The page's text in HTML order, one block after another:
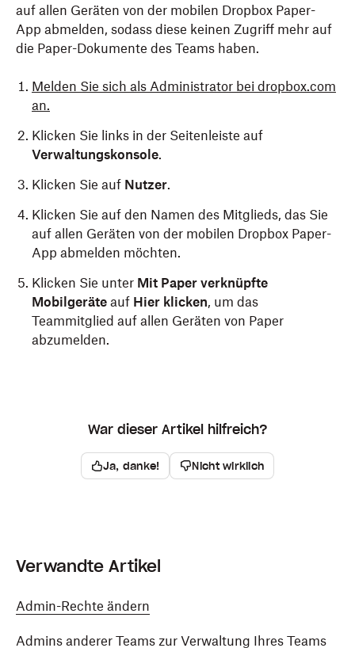
auf allen Geräten von der mobilen Dropbox Paper-
App abmelden, sodass diese keinen Zugriff mehr auf
die Paper-Dokumente des Teams haben.
Melden Sie sich als Administrator bei dropbox.com
an.
Klicken Sie links in der Seitenleiste auf
Verwaltungskonsole.
Klicken Sie auf Nutzer.
Klicken Sie auf den Namen des Mitglieds, das Sie
auf allen Geräten von der mobilen Dropbox Paper-
App abmelden möchten.
Klicken Sie unter Mit Paper verknüpfte
Mobilgeräte auf Hier klicken, um das
Teammitglied auf allen Geräten von Paper
abzumelden.
War dieser Artikel hilfreich?
Ja, danke! Nicht wirklich
Verwandte Artikel
Admin-Rechte ändern
Admins anderer Teams zur Verwaltung Ihres Teams